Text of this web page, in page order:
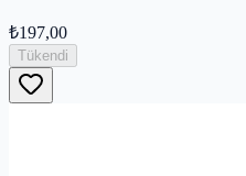
₺197,00
Tükendi